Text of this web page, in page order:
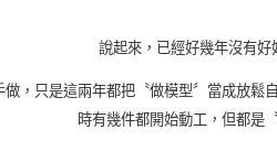
說起來，已經好幾年沒有好
，只是這兩年都把〝做模型〞當成放鬆
時有幾件都開始動工，但都是